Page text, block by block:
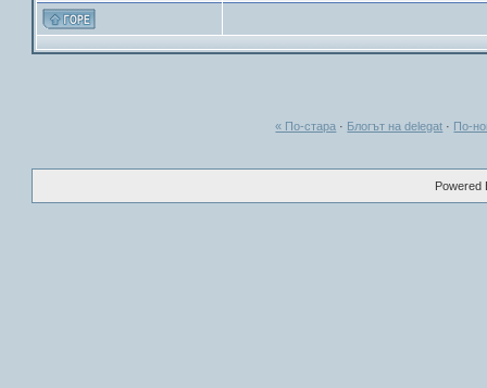
« По-стара · Блогът на delegat · По-
Powered